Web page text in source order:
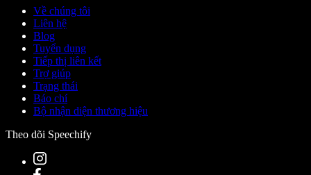
Về chúng tôi
Liên hệ
Blog
Tuyển dụng
Tiếp thị liên kết
Trợ giúp
Trạng thái
Báo chí
Bộ nhận diện thương hiệu
Theo dõi Speechify